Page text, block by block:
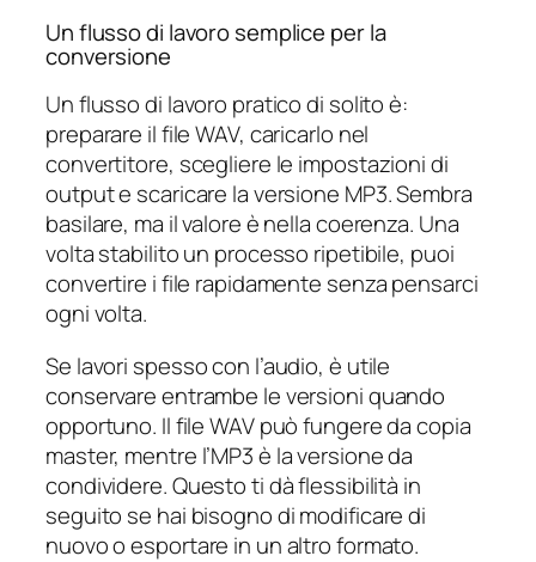
Un flusso di lavoro semplice per la
conversione
Un flusso di lavoro pratico di solito è:
preparare il file WAV, caricarlo nel
convertitore, scegliere le impostazioni di
output e scaricare la versione MP3. Sembra
basilare, ma il valore è nella coerenza. Una
volta stabilito un processo ripetibile, puoi
convertire i file rapidamente senza pensarci
ogni volta.
Se lavori spesso con l’audio, è utile
conservare entrambe le versioni quando
opportuno. Il file WAV può fungere da copia
master, mentre l’MP3 è la versione da
condividere. Questo ti dà flessibilità in
seguito se hai bisogno di modificare di
nuovo o esportare in un altro formato.